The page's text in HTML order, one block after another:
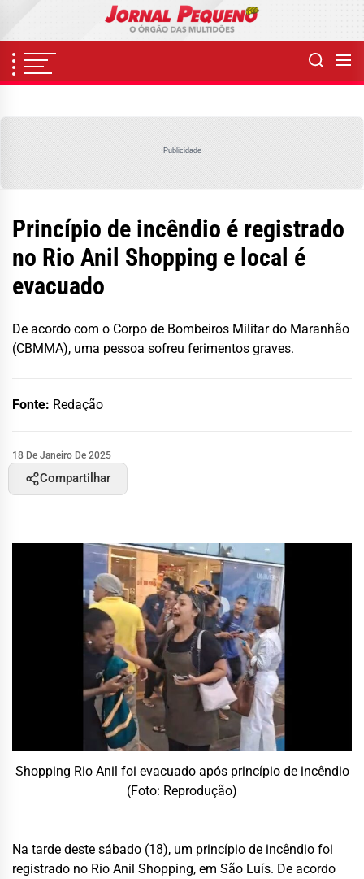
content
Publicidade
Princípio de incêndio é registrado
no Rio Anil Shopping e local é
evacuado
De acordo com o Corpo de Bombeiros Militar do Maranhão
(CBMMA), uma pessoa sofreu ferimentos graves.
Fonte: Redação
18 De Janeiro De 2025
Compartilhar
Shopping Rio Anil foi evacuado após princípio de incêndio
(Foto: Reprodução)
Na tarde deste sábado (18), um princípio de incêndio foi
registrado no Rio Anil Shopping, em São Luís. De acordo